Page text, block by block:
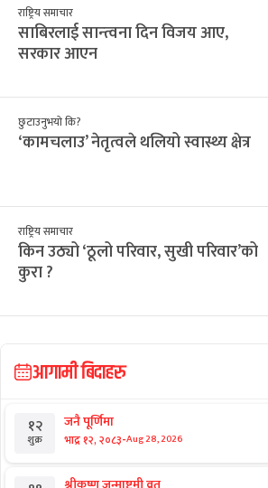
राष्ट्रिय समाचार
साबिरलाई सान्त्वना दिन विजय आए,
सरकार आएन
छुटाउनुभयो कि?
‘कामचलाउ’ नेतृत्वले थलियो स्वास्थ्य क्षेत्र
राष्ट्रिय समाचार
किन उठ्यो ‘ठूलो परिवार, सुखी परिवार’को
कुरा ?
आगामी बिदाहरु
१२
शुक्र
जनै पूर्णिमा
भाद्र १२, २०८३-Aug 28, 2026